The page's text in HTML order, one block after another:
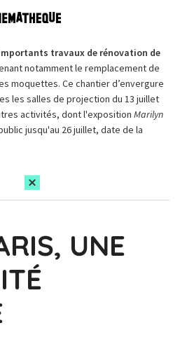
travaux de rénovation de
notamment le remplacement de
moquettes. Ce chantier d’envergure
les salles de projection du 13 juillet
activités, dont l'exposition Marilyn
jusqu'au 26 juillet, date de la
UNE